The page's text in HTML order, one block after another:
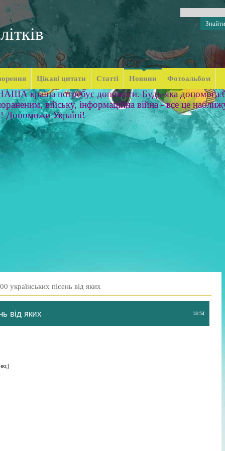
Цікаві цитати Статті Новини Фотоальбом
країна потребує допомоги. Будь-яка допомога
війську, інформаційна війна - все це
Допоможи Україні!
українських пісень від яких
18:54
від яких